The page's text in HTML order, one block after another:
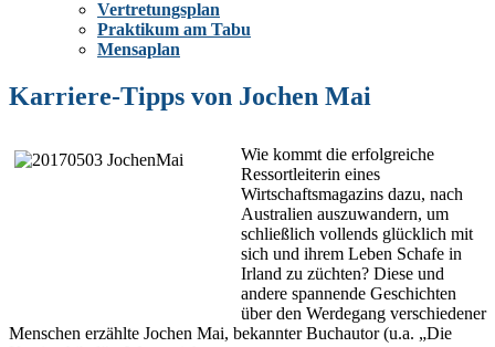
Vertretungsplan
Praktikum am Tabu
Mensaplan
Karriere-Tipps von Jochen Mai
Wie kommt die erfolgreiche
Ressortleiterin eines
Wirtschaftsmagazins dazu, nach
Australien auszuwandern, um
schließlich vollends glücklich mit
sich und ihrem Leben Schafe in
Irland zu züchten? Diese und
andere spannende Geschichten
über den Werdegang verschiedener
Menschen erzählte Jochen Mai, bekannter Buchautor (u.a. „Die